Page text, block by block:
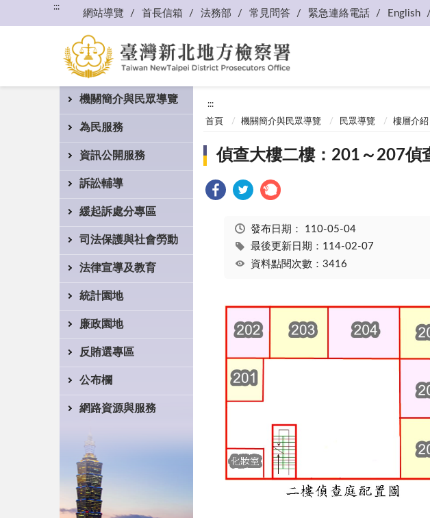
:::
網站導覽 首長信箱 法務部 常見問答 緊急連絡電話 English
機關簡介與民眾導覽
為民服務
資訊公開服務
訴訟輔導
緩起訴處分專區
司法保護與社會勞動
法律宣導及教育
統計園地
廉政園地
反賄選專區
公布欄
網路資源與服務
:::
首頁 機關簡介與民眾導覽 民眾導覽 樓層介紹
偵查大樓二樓：201～207偵
發布日期： 110-05-04
最後更新日期：114-02-07
資料點閱次數：3416